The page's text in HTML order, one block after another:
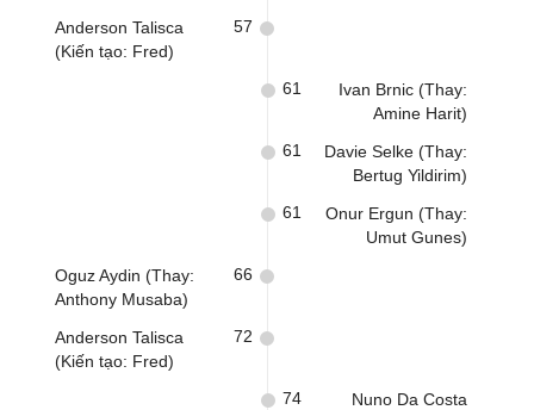
Anderson Talisca
(Kiến tạo: Fred)
57
Ivan Brnic (Thay:
Amine Harit)
61
Davie Selke (Thay:
Bertug Yildirim)
61
Onur Ergun (Thay:
Umut Gunes)
61
Oguz Aydin (Thay:
Anthony Musaba)
66
Anderson Talisca
(Kiến tạo: Fred)
72
Nuno Da Costa
74